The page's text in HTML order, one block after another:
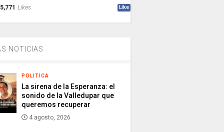
5,771 Likes Like
NOTICIAS
POLITICA
La sirena de la Esperanza: el
sonido de la Valledupar que
queremos recuperar
4 agosto, 2026